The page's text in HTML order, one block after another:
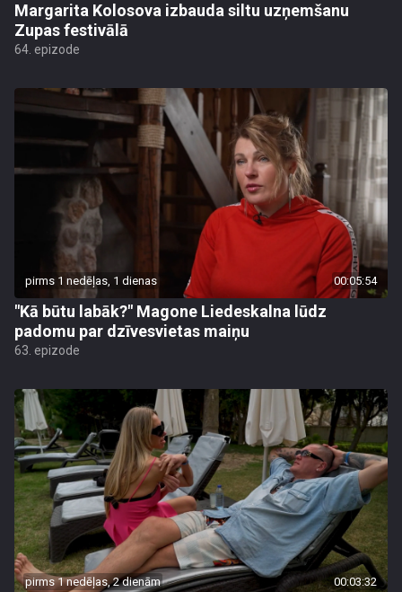
Margarita Kolosova izbauda siltu uzņemšanu
Zupas festivālā
64. epizode
pirms 1 nedēļas, 1 dienas 00:05:54
"Kā būtu labāk?" Magone Liedeskalna lūdz
padomu par dzīvesvietas maiņu
63. epizode
pirms 1 nedēļas, 2 dienām 00:03:32